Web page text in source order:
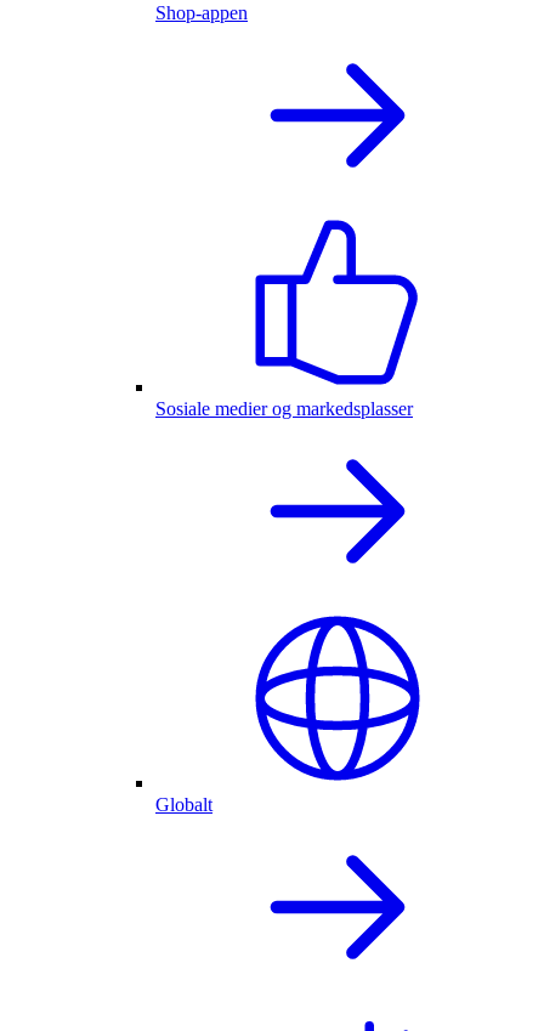
Shop-appen
Sosiale medier og markedsplasser
Globalt